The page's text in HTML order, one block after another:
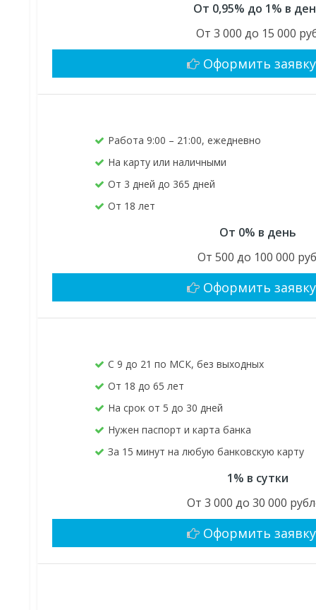
От 0,95% до 1% в
От 3 000 до 15 000
Оформить заявку
Работа 9:00 – 21:00, ежедневно
На карту или наличными
От 3 дней до 365 дней
От 18 лет
От 0% в день
От 500 до 100 000
Оформить заявку
С 9 до 21 по МСК, без выходных
От 18 до 65 лет
На срок от 5 до 30 дней
Нужен паспорт и карта банка
За 15 минут на любую банковскую карту
1% в сутки
От 3 000 до 30 000
Оформить заявку